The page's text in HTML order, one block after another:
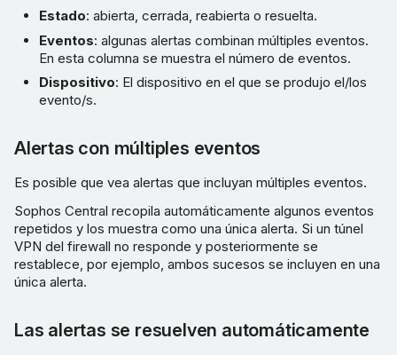
(CSV)Estado: abierta, cerrada, reabierta o resuelta.
Eventos: algunas alertas combinan múltiples eventos.
En esta columna se muestra el número de eventos.
Dispositivo: El dispositivo en el que se produjo el/los
evento/s.
Alertas con múltiples eventos
Es posible que vea alertas que incluyan múltiples eventos.
Sophos Central recopila automáticamente algunos eventos
repetidos y los muestra como una única alerta. Si un túnel
VPN del firewall no responde y posteriormente se
restablece, por ejemplo, ambos sucesos se incluyen en una
única alerta.
Las alertas se resuelven automáticamente